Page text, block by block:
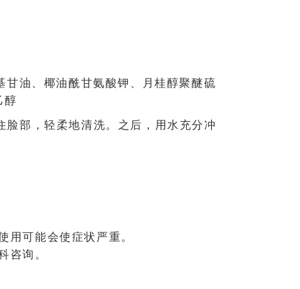
油、椰油酰甘氨酸钾、月桂醇聚醚硫
醇
脸部，轻柔地清洗。之后，用水充分冲
用可能会使症状严重。
咨询。